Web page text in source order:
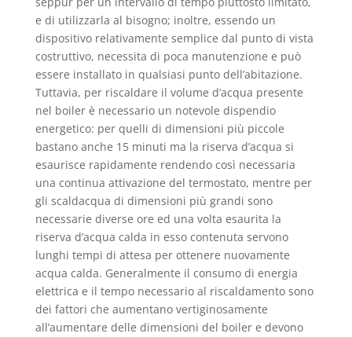
e di utilizzarla al bisogno; inoltre, essendo un
dispositivo relativamente semplice dal punto di vista
costruttivo, necessita di poca manutenzione e può
essere installato in qualsiasi punto dell’abitazione.
Tuttavia, per riscaldare il volume d’acqua presente
nel boiler è necessario un notevole dispendio
energetico: per quelli di dimensioni più piccole
bastano anche 15 minuti ma la riserva d’acqua si
esaurisce rapidamente rendendo così necessaria
una continua attivazione del termostato, mentre per
gli scaldacqua di dimensioni più grandi sono
necessarie diverse ore ed una volta esaurita la
riserva d’acqua calda in esso contenuta servono
lunghi tempi di attesa per ottenere nuovamente
acqua calda. Generalmente il consumo di energia
elettrica e il tempo necessario al riscaldamento sono
dei fattori che aumentano vertiginosamente
all’aumentare delle dimensioni del boiler e devono